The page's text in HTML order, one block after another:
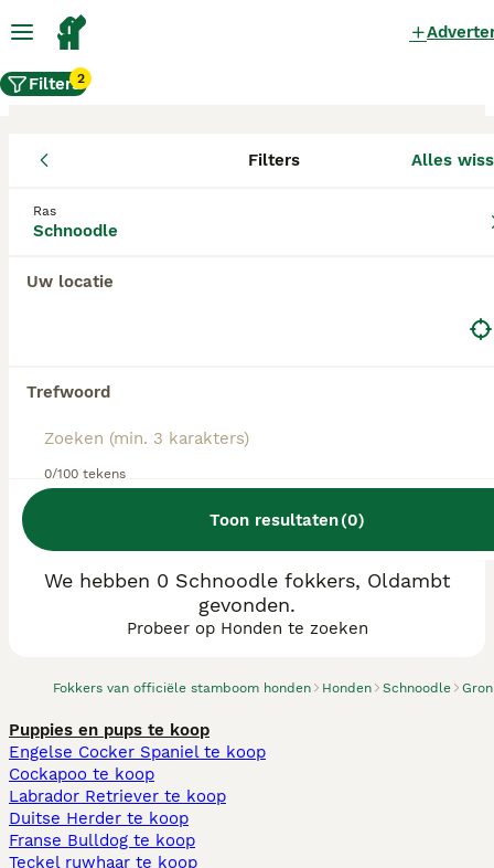
Filters2
Filters Alles
Ras
Schnoodle
Uw locatie
Trefwoord
0/100 tekens
Toon resultaten(0)
Fokkers van officiële stamboom honden Honden Schnoodle
Schnoodle Fokkers in deze lijst hebben een
Beheer bij ons aangeleverd, en fokken pups met
We hebben 0 Schnoodle fokkers, Oldambt
gevonden.
Probeer op Honden te zoeken
Puppies en pups te koop
Engelse Cocker Spaniel te koop
Cockapoo te koop
Labrador Retriever te koop
Duitse Herder te koop
Franse Bulldog te koop
Teckel ruwhaar te koop